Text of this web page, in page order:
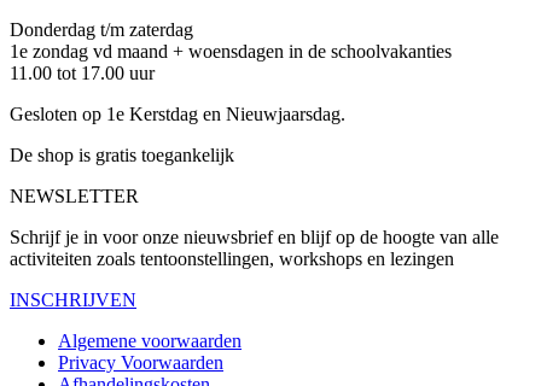
Donderdag t/m zaterdag
1e zondag vd maand + woensdagen in de schoolvakanties
11.00 tot 17.00 uur
Gesloten op 1e Kerstdag en Nieuwjaarsdag.
De shop is gratis toegankelijk
NEWSLETTER
Schrijf je in voor onze nieuwsbrief en blijf op de hoogte van alle
activiteiten zoals tentoonstellingen, workshops en lezingen
INSCHRIJVEN
Algemene voorwaarden
Privacy Voorwaarden